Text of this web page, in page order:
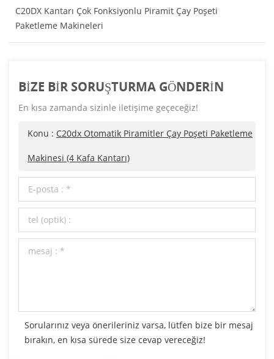
C20DX Kantarı Çok Fonksiyonlu Piramit Çay Poşeti
Paketleme Makineleri
BIZE BIR SORUŞTURMA GÖNDERIN
En kısa zamanda sizinle iletişime geçeceğiz!
Konu : C20dx Otomatik Piramitler Çay Poşeti Paketleme
Makinesi (4 Kafa Kantarı)
Sorularınız veya önerileriniz varsa, lütfen bize bir mesaj
bırakın, en kısa sürede size cevap vereceğiz!